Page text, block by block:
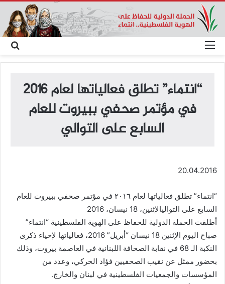
عن
القائمة
“انتماء” تطلق فعالياتها لعام ٢٠١٦
في مؤتمر صحفي ببيروت للعام
السابع على التوالي
20.04.2016
“انتماء” تطلق فعالياتها لعام ٢٠١٦ في مؤتمر صحفي ببيروت للعام
السابع على التواليالإثنين، 18 نيسان، 2016
أطلقت الحملة الدولية للحفاظ على الهوية الفلسطينية “انتماء”
صباح اليوم الإثنين 18 نيسان “أبريل” 2016، فعالياتها لإحياء ذكرى
النكبة الـ 68 في نقابة الصحافة اللبنانية في العاصمة بيروت، وذلك
بحضور ممثل عن نقيب الصحفيين فؤاد الحركي، وعدد من
المؤسسات والجمعيات الفلسطينية في لبنان والخارج.